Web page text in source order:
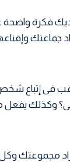
فكرة
جماعتك
فى إتباع
وكذلك
مجموعتك وكل